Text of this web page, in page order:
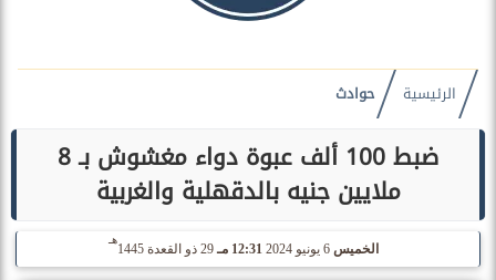
الرئيسية حوادث
ضبط 100 ألف عبوة دواء مغشوش بـ 8
ملايين جنيه بالدقهلية والغربية
الخميس 12:31 مـ 29 ذو القعدة 1445
هـ